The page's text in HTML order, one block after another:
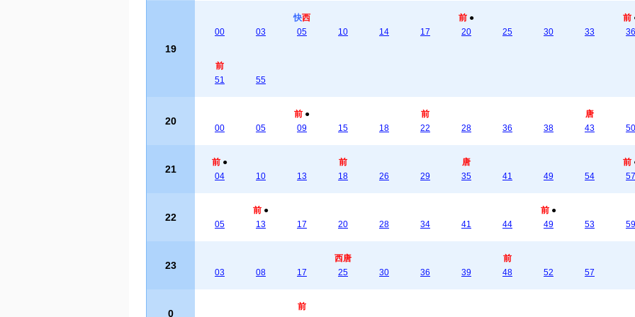
19
00 03
快西
05
10 14 17
前 ●
20
25 30 33
前
36
前
51
55
20
00 05
前 ●
09
15 18
前
22
28 36 38
唐
43
50
21
前 ●
04
10 13
前
18
26 29
唐
35
41 49 54
前
57
22
05
前 ●
13
17 20 28 34 41 44
前 ●
49
53 59
23
03 08 17
西唐
25
30 36 39
前
48
52 57
0
前